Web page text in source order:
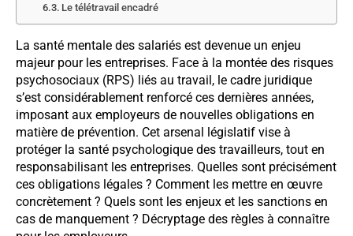
Le télétravail encadré
La santé mentale des salariés est devenue un enjeu
majeur pour les entreprises. Face à la montée des risques
psychosociaux (RPS) liés au travail, le cadre juridique
s’est considérablement renforcé ces dernières années,
imposant aux employeurs de nouvelles obligations en
matière de prévention. Cet arsenal législatif vise à
protéger la santé psychologique des travailleurs, tout en
responsabilisant les entreprises. Quelles sont précisément
ces obligations légales ? Comment les mettre en œuvre
concrètement ? Quels sont les enjeux et les sanctions en
cas de manquement ? Décryptage des règles à connaître